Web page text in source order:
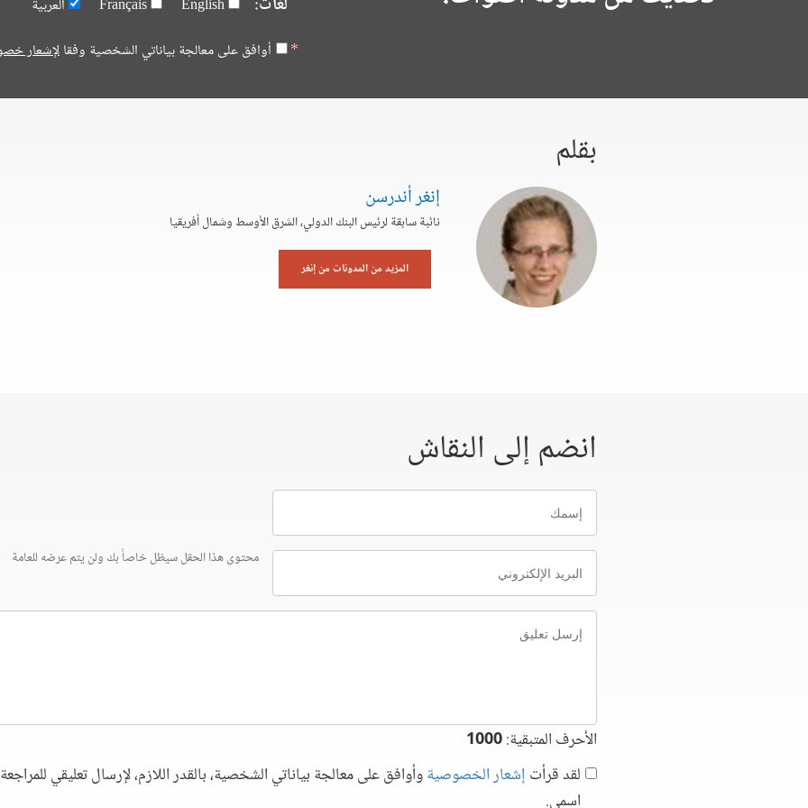
لغات: English
Français
العربية
أوافق على معالجة بياناتي الشخصية وفقالإشعار
بقلم
إنغر أندرسن
نائبة سابقة لرئيس البنك الدولي، الشرق الأوسط وشمال أفريقيا
المزيد من المدونات من إنغر
انضم إلى النقاش
إسمك
البريد
الإلكتروني
محتوى هذا الحقل سيظل خاصاً بك ولن يتم عرضه للعامة
إرسل
تعليق
الأحرف المتبقية:1000
لقد قرأت إشعار الخصوصيةوأوافق على معالجة بياناتي الشخصية، بالقدر اللازم، لإرسال تعليقي
اسمي.